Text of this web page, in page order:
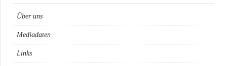
Über uns
Mediadaten
Links